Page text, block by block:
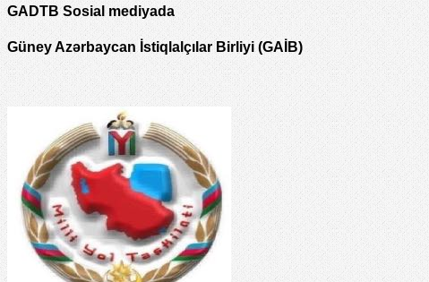
GADTB Sosial mediyada
Güney Azərbaycan İstiqlalçılar Birliyi (GAİB)